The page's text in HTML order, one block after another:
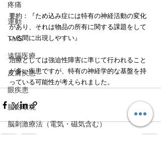
疼痛
運動
TMS
遠隔医療
皮膚疾患
眼疾患
腸内環境
脳刺激療法（電気・磁気含む）
要約：『ため込み症には特有の神経活動の変化
があり、それは物品の所有に関する課題をして
いる間に出現しやすい』
治療としては強迫性障害に準じて行われること
が多い疾患ですが、特有の神経学的な基盤を持
っている可能性が考えられました。